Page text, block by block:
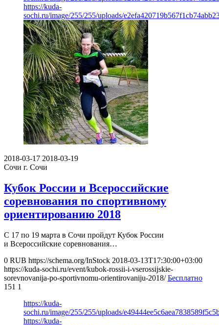
https://kuda-
sochi.ru/image/255/255/uploads/
2018-03-17 2018-03-19
Сочи г. Сочи
Кубок России и Всероссийские
соревнования по спортивному
ориентированию 2018
С 17 по 19 марта в Сочи пройдут Кубок России
и Всероссийские соревнования…
0 RUB https://schema.org/InStock 2018-03-13T17:30:00+03:00
https://kuda-sochi.ru/event/kubok-rossii-i-vserossijskie-
sorevnovanija-po-sportivnomu-orientirovaniju-2018/ Бесплатно
151 1
https://kuda-
sochi.ru/image/255/255/uploads/
https://kuda-